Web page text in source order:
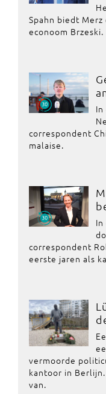
Spahn biedt
econoom
correspondent
malaise.
correspondent
eerste jaren als
vermoorde
kantoor in
van.